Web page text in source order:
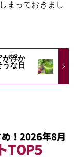
まっておきまし
が浮か
な日
！2026年8月
TOP5